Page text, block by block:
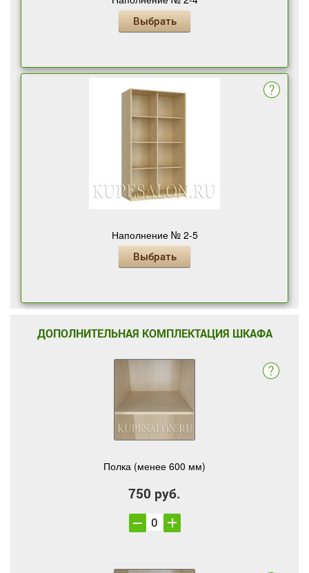
Выбрать
Наполнение № 2-5
Выбрать
ДОПОЛНИТЕЛЬНАЯ КОМПЛЕКТАЦИЯ ШКАФА
Полка (менее 600 мм)
750 руб.